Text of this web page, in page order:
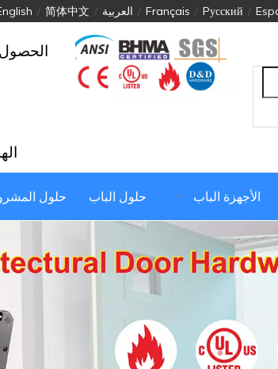
/
Pусский
/
Français
/ العربية /
简体中文
/
الحصول
الأجهزة الباب حلول الباب حلول